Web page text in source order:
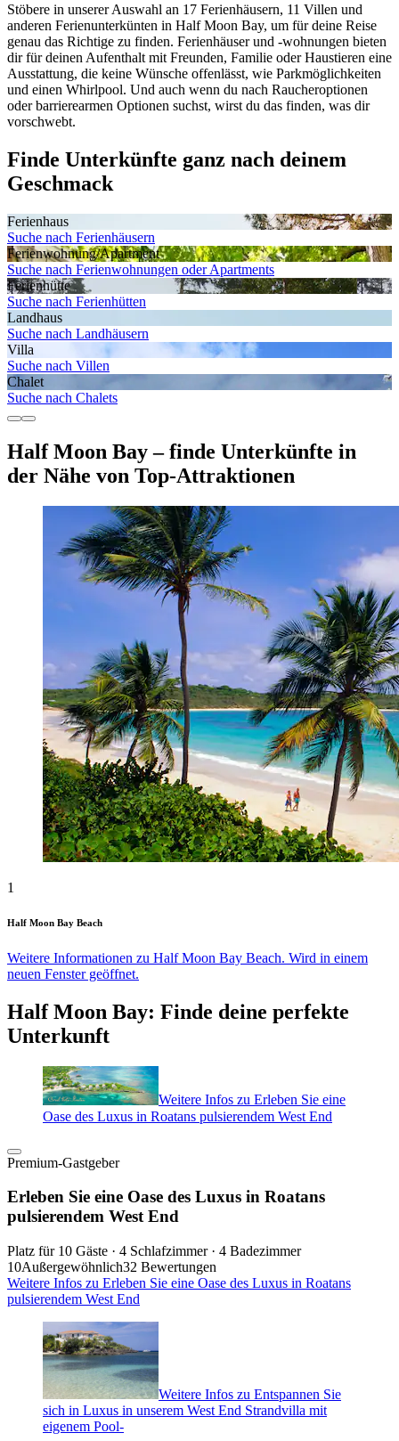
Stöbere in unserer Auswahl an 17 Ferienhäusern, 11 Villen und
anderen Ferienunterkünten in Half Moon Bay, um für deine Reise
genau das Richtige zu finden. Ferienhäuser und -wohnungen bieten
dir für deinen Aufenthalt mit Freunden, Familie oder Haustieren eine
Ausstattung, die keine Wünsche offenlässt, wie Parkmöglichkeiten
und einen Whirlpool. Und auch wenn du nach Raucheroptionen
oder barrierearmen Optionen suchst, wirst du das finden, was dir
vorschwebt.
Finde Unterkünfte ganz nach deinem
Geschmack
Ferienhaus
Suche nach Ferienhäusern
Ferienwohnung/Apartment
Suche nach Ferienwohnungen oder Apartments
Ferienhütte
Suche nach Ferienhütten
Landhaus
Suche nach Landhäusern
Villa
Suche nach Villen
Chalet
Suche nach Chalets
Half Moon Bay – finde Unterkünfte in
der Nähe von Top-Attraktionen
1
Half Moon Bay Beach
Weitere Informationen zu Half Moon Bay Beach. Wird in einem
neuen Fenster geöffnet.
Half Moon Bay: Finde deine perfekte
Unterkunft
Weitere Infos zu Erleben Sie eine
Oase des Luxus in Roatans pulsierendem West End
Premium-Gastgeber
Erleben Sie eine Oase des Luxus in Roatans
pulsierendem West End
Platz für 10 Gäste · 4 Schlafzimmer · 4 Badezimmer
10Außergewöhnlich32 Bewertungen
Weitere Infos zu Erleben Sie eine Oase des Luxus in Roatans
pulsierendem West End
Weitere Infos zu Entspannen Sie
sich in Luxus in unserem West End Strandvilla mit
eigenem Pool-